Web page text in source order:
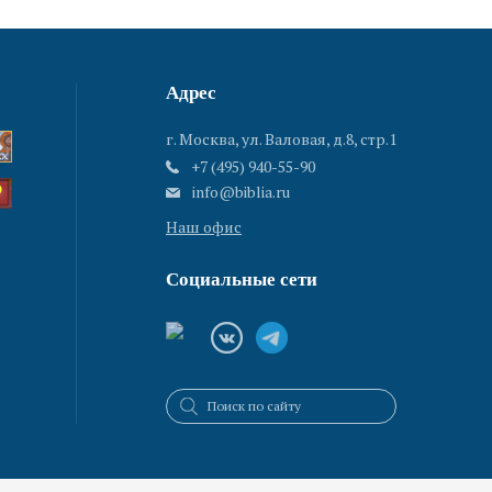
Адрес
г. Москва, ул. Валовая, д.8, стр.1
+7 (495) 940-55-90
info@biblia.ru
Наш офис
Социальные сети